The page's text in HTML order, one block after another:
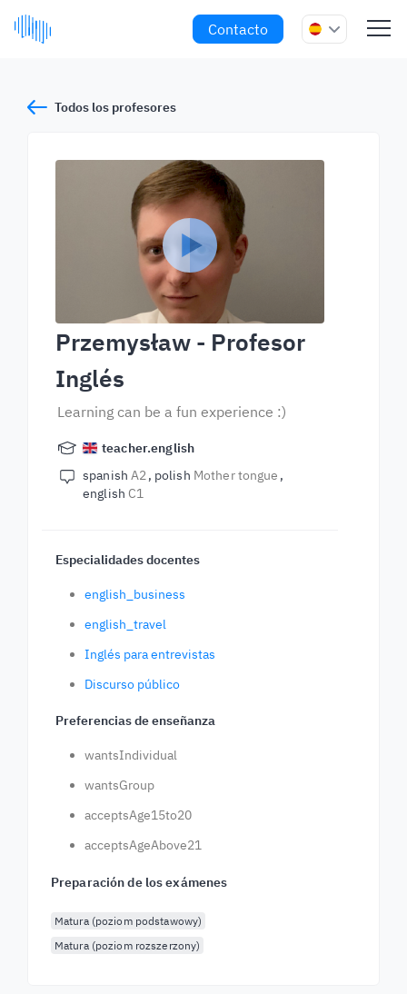
Contacto
Todos los profesores
Przemysław - Profesor
Inglés
Learning can be a fun experience :)
teacher.english
spanishA2 polish Mother tongue
english C1
Especialidades docentes
english_business
english_travel
Inglés para entrevistas
Discurso público
Preferencias de enseñanza
wantsIndividual
wantsGroup
acceptsAge15to20
acceptsAgeAbove21
Preparación de los exámenes
Matura (poziom podstawowy)
Matura (poziom rozszerzony)